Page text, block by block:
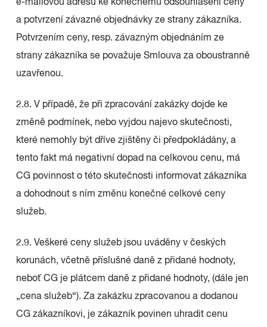
e-mailovou adresu ke konečnému odsouhlasení ceny
a potvrzení závazné objednávky ze strany zákazníka.
Potvrzením ceny, resp. závazným objednáním ze
strany zákazníka se považuje Smlouva za oboustranně
uzavřenou.
2.8. V případě, že při zpracování zakázky dojde ke
změně podmínek, nebo vyjdou najevo skutečnosti,
které nemohly být dříve zjištěny či předpokládány, a
tento fakt má negativní dopad na celkovou cenu, má
CG povinnost o této skutečnosti informovat zákazníka
a dohodnout s ním změnu konečné celkové ceny
služeb.
2.9. Veškeré ceny služeb jsou uváděny v českých
korunách, včetně příslušné daně z přidané hodnoty,
neboť CG je plátcem daně z přidané hodnoty, (dále jen
„cena služeb“). Za zakázku zpracovanou a dodanou
CG zákazníkovi, je zákazník povinen uhradit cenu